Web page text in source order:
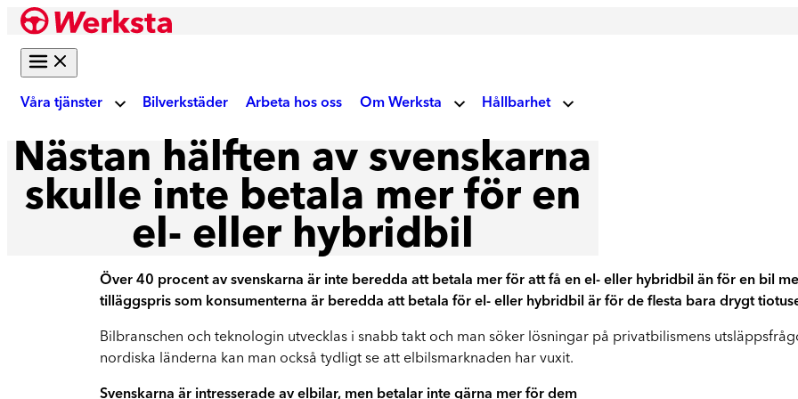
Hoppa
innehåll
Våra tjänster
Bilreparation
Skadebesiktning
Gör digital fotobesiktning eller boka tid på
Reparation enligt tillverkarens krav
Krockskador
Vindrutor
Lagning av stenskott och byte av vindruta
Bilverkstäder Arbeta hos oss Om Werksta
Om oss
Kundupplevelser
Werksta Group
Hållbarhet
Miljö- och klimatansvar
Vårt fokus på miljö och klimat
Corporate Governance
Läs mer om våra prioriteringar
Hållbarhetsrapporter
Nästan hälften av svenskarna
skulle inte betala mer för en
el- eller hybridbil
Över 40 procent av svenskarna är inte beredda att betala mer för att få en el- eller hybridbil än för en bil
tilläggspris som konsumenterna är beredda att betala för el- eller hybridbil är för de flesta bara drygt
Bilbranschen och teknologin utvecklas i snabb takt och man söker lösningar på privatbilismens
nordiska länderna kan man också tydligt se att elbilsmarknaden har vuxit.
Svenskarna är intresserade av elbilar, men betalar inte gärna mer för dem